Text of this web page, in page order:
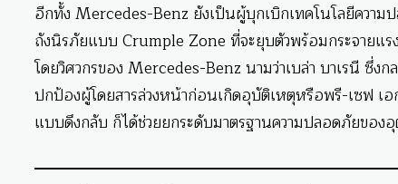
อีกทั้ง Mercedes-Benz ยังเป็นผู้บุกเบิกเทคโนโลยีความ
ถังนิรภัยแบบ Crumple Zone ที่จะยุบตัวพร้อมกระจายแ
โดยวิศวกรของ Mercedes-Benz นามว่าเบล่า บาเรนี ซึ่
ปกป้องผู้โดยสารล่วงหน้าก่อนเกิดอุบัติเหตุหรือพรี-เซฟ เ
แบบดึงกลับ ก็ได้ช่วยยกระดับมาตรฐานความปลอดภัยขอ